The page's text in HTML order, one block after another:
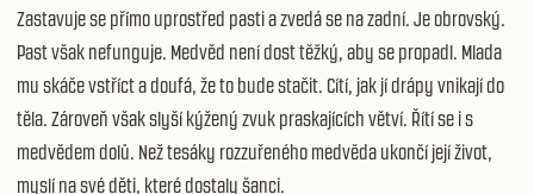
Zastavuje se přímo uprostřed pasti a zvedá se na zadní. Je obrovský.
Past však nefunguje. Medvěd není dost těžký, aby se propadl. Mlada
mu skáče vstříct a doufá, že to bude stačit. Cítí, jak jí drápy vnikají do
těla. Zároveň však slyší kýžený zvuk praskajících větví. Řítí se i s
medvědem dolů. Než tesáky rozzuřeného medvěda ukončí její život,
myslí na své děti, které dostaly šanci.